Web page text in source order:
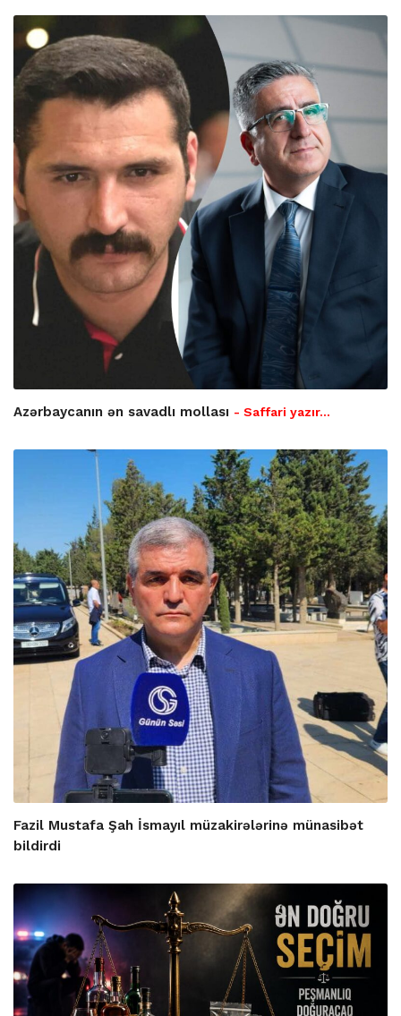
Azərbaycanın ən savadlı mollası - Saffari yazır…
Fazil Mustafa Şah İsmayıl müzakirələrinə münasibət
bildirdi